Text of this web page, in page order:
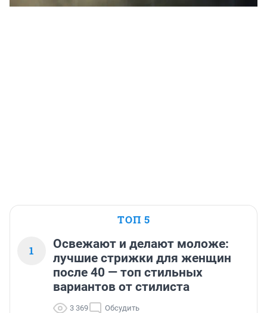
ТОП 5
1
Освежают и делают моложе:
лучшие стрижки для женщин
после 40 — топ стильных
вариантов от стилиста
3 369 Обсудить